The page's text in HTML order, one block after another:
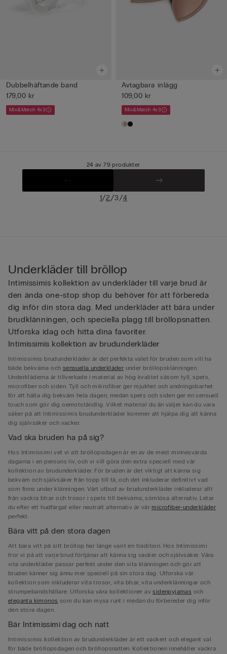
Dubbelhäftande band
179,00 kr
Mix&Match 4x3
Avtagbara inlägg
109,00 kr
Mix&Match 4x3
24 av 79 produkter
1/2/3/4
Underkläder till bröllop
Intimissimis kollektion av underkläder till varje brud är
den ända one-stop shop du behöver för att förbereda
dig inför din stora dag. Med underkläder att bära under
brudklänningen, och speciella plagg till bröllopsnatten.
Utforska idag och hitta dina favoriter.
Intimissimis kollektion av brudunderkläder
Intimissimis brudunderkläder är det perfekta valet för bruden som vill ha
både bekväma och sensuella underkläder under bröllopsklänningen.
Underkläderna är tillverkade i material av hög kvalitet såsom tyll, spets,
microfiber och siden. Tyll och mikrofiber ger mjukhet och andningsbarhet
för att hålla dig bekväm hela dagen, medan spets och siden ger en sensuell
touch som gör dig oemotståndlig. Vilket material du än väljer kan du vara
säker på att Intimissimis brudunderkläder kommer att hjälpa dig att känna
dig självsäker och vacker.
Vad ska bruden ha på sig?
Hos Intimissimi vet vi att bröllopsdagen är en av de mest minnesvärda
dagarna i en persons liv, och vi vill göra den extra speciell med vår
kollektion av brudunderkläder. För bruden är det viktigt att känna sig
bekväm och självsäker från topp till tå, och det inkluderar definitivt vad
som finns under klänningen. Vårt utbud av brudunderkläder inkluderar allt
från vackra bh:ar och trosor i spets till bekväma, sömlösa alternativ. Letar
du efter ett hudfärgat eller neutralt alternativ är vårmicrofiber-underkläder
perfekt.
Bära vitt på den stora dagen
Att bära vitt på sitt bröllop har länge varit en tradition. Hos Intimissimi
tror vi på att varje brud förtjänar att känna sig vacker och självsäker. Våra
vita underkläder passar perfekt under den vita klänningen och gör att
bruden känner sig ännu mer speciell på sin stora dag. Utforska vår
kollektion som inkluderar vita trosor, vita bh:ar, vita underklänningar och
strumpebandshållare. Utforska våra kollektioner avsidenpyjamas och
eleganta kimonos som du kan mysa runt i medan du förbereder dig inför
den stora dagen.
Bär Intimissimi dag och natt
Intimissimis kollektion av brudunderkläder är ett vackert och elegant val
för både bröllopsdagen och bröllopsnatten. Kollektionen innehåller vackra